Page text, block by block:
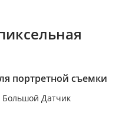
портретной съемки
Большой Датчик